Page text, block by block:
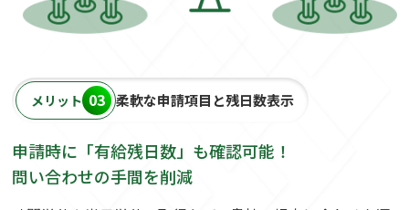
メリット 03 柔軟な申請項目と残日数表示
申請時に「有給残日数」も確認可能！
問い合わせの手間を削減